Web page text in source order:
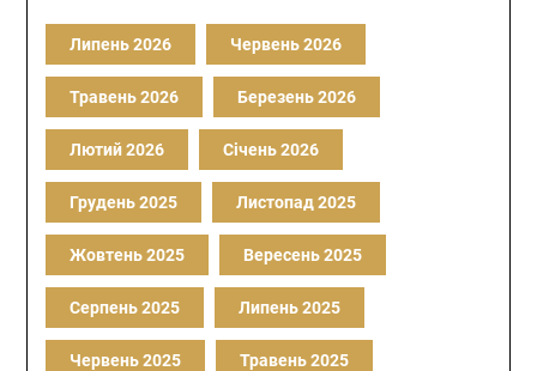
Липень 2026 Червень 2026
Травень 2026 Березень 2026
Лютий 2026 Січень 2026
Грудень 2025 Листопад 2025
Жовтень 2025 Вересень 2025
Серпень 2025 Липень 2025
Червень 2025 Травень 2025